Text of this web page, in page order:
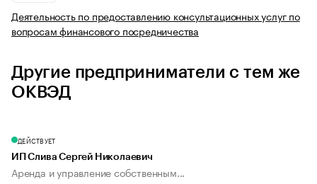
Деятельность по предоставлению консультационных услуг по
вопросам финансового посредничества
Другие предприниматели с тем же
ОКВЭД
ДЕЙСТВУЕТ
ИП Слива Сергей Николаевич
Аренда и управление собственным...